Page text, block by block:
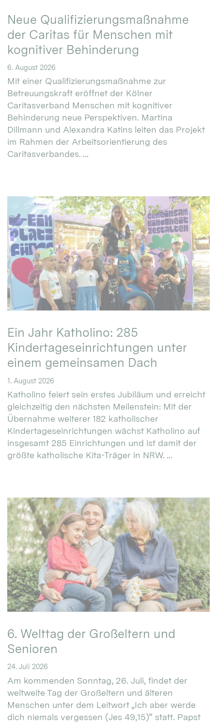
Neue Qualifizierungsmaßnahme
der Caritas für Menschen mit
kognitiver Behinderung
6. August 2026
Mit einer Qualifizierungsmaßnahme zur
Betreuungskraft eröffnet der Kölner
Caritasverband Menschen mit kognitiver
Behinderung neue Perspektiven. Martina
Dillmann und Alexandra Katins leiten das Projekt
im Rahmen der Arbeitsorientierung des
Caritasverbandes. ...
Ein Jahr Katholino: 285
Kindertageseinrichtungen unter
einem gemeinsamen Dach
1. August 2026
Katholino feiert sein erstes Jubiläum und erreicht
gleichzeitig den nächsten Meilenstein: Mit der
Übernahme weiterer 182 katholischer
Kindertageseinrichtungen wächst Katholino auf
insgesamt 285 Einrichtungen und ist damit der
größte katholische Kita-Träger in NRW. ...
6. Welttag der Großeltern und
Senioren
24. Juli 2026
Am kommenden Sonntag, 26. Juli, findet der
weltweite Tag der Großeltern und älteren
Menschen unter dem Leitwort „Ich aber werde
dich niemals vergessen (Jes 49,15)“ statt. Papst